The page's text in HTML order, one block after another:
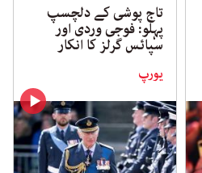
تاج پوشی کے دلچسپ
پہلو: فوجی وردی اور
سپائس گرلز کا انکار
یورپ